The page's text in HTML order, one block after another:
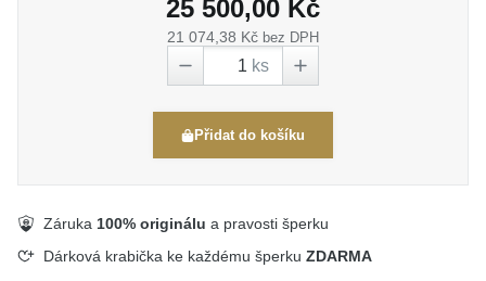
25 500,00 Kč
21 074,38 Kč bez DPH
ks
Přidat do košíku
Záruka 100% originálu a pravosti šperku
Dárková krabička ke každému šperku ZDARMA